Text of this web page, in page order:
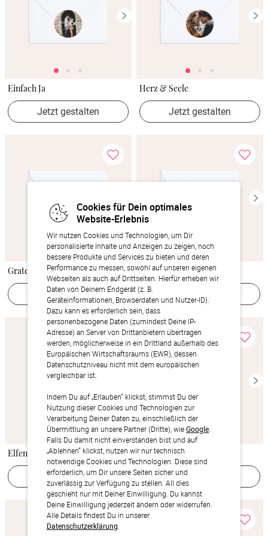
Cookies für Dein optimales
Website-Erlebnis
Wir nutzen Cookies und Technologien, um Dir
personalisierte Inhalte und Anzeigen zu zeigen, noch
bessere Produkte und Services zu bieten und deren
Performance zu messen, sowohl auf unseren eigenen
Webseiten als auch auf Drittseiten. Hierfür erheben wir
Daten von Deinem Endgerät (z. B.
Geräteinformationen, Browserdaten und Nutzer-ID).
Dazu kann es erforderlich sein, dass
personenbezogene Daten (zumindest Deine IP-
Adresse) an Server von Drittanbietern übertragen
werden, möglicherweise in ein Drittland außerhalb des
Europäischen Wirtschaftsraums (EWR), dessen
Datenschutzniveau nicht mit dem europäischen
vergleichbar ist.
Indem Du auf „Erlauben“ klickst, stimmst Du der
Nutzung dieser Cookies und Technologien zur
Verarbeitung Deiner Daten zu, einschließlich der
Übermittlung an unsere Partner (Dritte), wieGoogle
Falls Du damit nicht einverstanden bist und auf
„Ablehnen“ klickst, nutzen wir nur technisch
notwendige Cookies und Technologien. Diese sind
erforderlich, um Dir unsere Seiten sicher und
zuverlässig zur Verfügung zu stellen. All dies
geschieht nur mit Deiner Einwilligung. Du kannst
Deine Einwilligung jederzeit ändern oder widerrufen.
Alle Details findest Du in unserer
Datenschutzerklärung
Einfach Ja
Jetzt gestalten
Herz & Seele
Jetzt gestalten
Grateful Moment
Jetzt gestalten
Herzliche Eleganz
Jetzt gestalten
Elfentraum
Jetzt gestalten
Anmutige Eleganz
Jetzt gestalten